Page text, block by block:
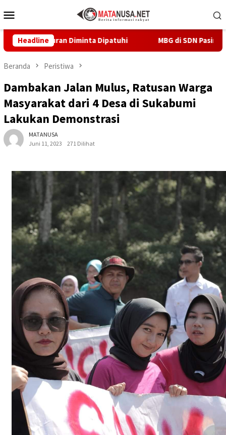
ke
Mobile
Headline
Diminta Dipatuhi MBG di SDN Pasirwalang
Beranda Peristiwa
Dambakan Jalan Mulus, Ratusan Warga
Masyarakat dari 4 Desa di Sukabumi
Lakukan Demonstrasi
MATANUSA
Juni 11, 2023
271 Dilihat